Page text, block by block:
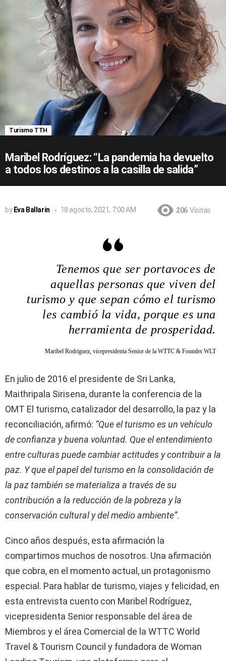
Turismo TTH
Maribel Rodríguez: “La pandemia ha devuelto
a todos los destinos a la casilla de salida”
by Eva Ballarin 18 agosto, 2021, 7:00 AM 206 Visitas
Tenemos que ser portavoces de
aquellas personas que viven del
turismo y que sepan cómo el turismo
les cambió la vida, porque es una
herramienta de prosperidad.
Maribel Rodríguez, vicepresidenta Senior de la WTTC & Founder WLT
En julio de 2016 el presidente de Sri Lanka,
Maithripala Sirisena, durante la conferencia de la
OMT El turismo, catalizador del desarrollo, la paz y la
reconciliación, afirmó: “Que el turismo es un vehículo
de confianza y buena voluntad. Que el entendimiento
entre culturas puede cambiar actitudes y contribuir a la
paz. Y que el papel del turismo en la consolidación de
la paz también se materializa a través de su
contribución a la reducción de la pobreza y la
conservación cultural y del medio ambiente”.
Cinco años después, esta afirmación la
compartimos muchos de nosotros. Una afirmación
que cobra, en el momento actual, un protagonismo
especial. Para hablar de turismo, viajes y felicidad, en
esta entrevista cuento con Maribel Rodríguez,
vicepresidenta Senior responsable del área de
Miembros y el área Comercial de la WTTC World
Travel & Tourism Council y fundadora de Woman